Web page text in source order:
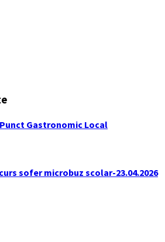
Gastronomic Local
sofer microbuz scolar-23.04.2026